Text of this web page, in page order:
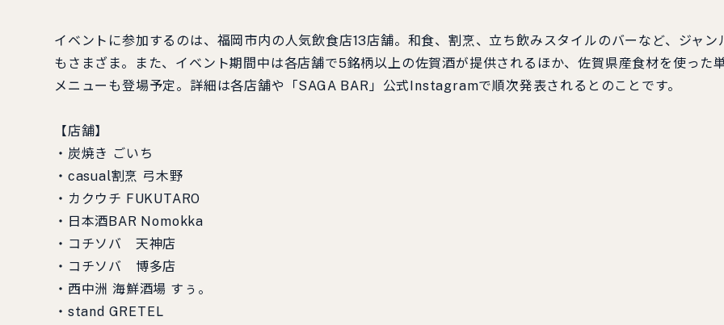
イベントに参加するのは、福岡市内の人気飲食店13店舗。和食、割烹、立ち飲みスタイルのバーなど、ジャン
もさまざま。また、イベント期間中は各店舗で5銘柄以上の佐賀酒が提供されるほか、佐賀県産食材を使った
メニューも登場予定。詳細は各店舗や「SAGA BAR」公式Instagramで順次発表されるとのことです。
【店舗】
・炭焼き ごいち
・casual割烹 弓木野
・カクウチ FUKUTARO
・日本酒BAR Nomokka
・コチソバ 天神店
・コチソバ 博多店
・西中洲 海鮮酒場 すぅ。
・stand GRETEL